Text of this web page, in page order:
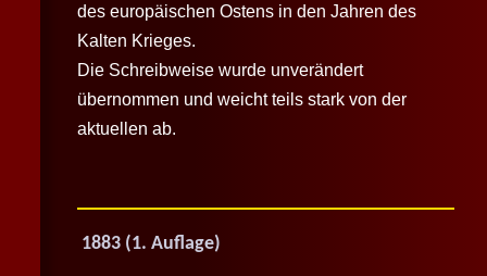
des europäischen Ostens in den Jahren des
Kalten Krieges.
Die Schreibweise wurde unverändert
übernommen und weicht teils stark von der
aktuellen ab.
1883 (1. Auflage)